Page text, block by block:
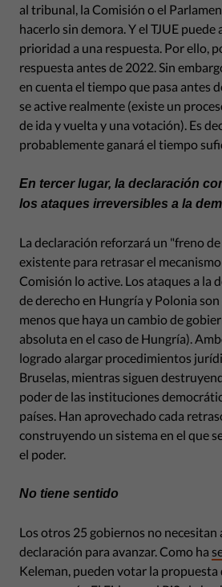
al tribunal, la Comisión o el
hacerlo sin demora. Y el TJUE puede
prioridad a una respuesta. Por ello,
respuesta antes de 2022. Sin
en cuenta el tiempo que pasa antes
se active realmente (existe un
de ida y vuelta y una votación). Es
probablemente ganará el tiempo
En tercer lugar, la declaración
los ataques irreversibles a la
La declaración reforzará un "freno
existente para retrasar el
Comisión lo active. Los ataques a la
de derecho en Hungría y Polonia
menos que haya un cambio de
absoluta en el caso de Hungría).
logrado alargar procedimientos
Bruselas, mientras siguen
poder de las instituciones
países. Han aprovechado cada
construyendo un sistema en el que
el poder.
No tiene sentido
Los otros 25 gobiernos no necesitan
declaración para avanzar. Como ha
Keleman, pueden votar la